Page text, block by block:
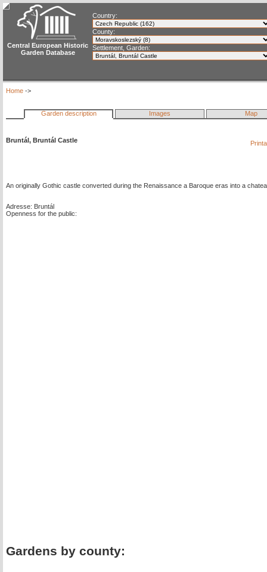
Central European Historic
Garden Database
Country:
County:
Settlement, Garden:
Home ->
Garden description Images Map
Bruntál, Bruntál Castle
An originally Gothic castle converted during the Renaissance a Baroque eras into a
Adresse: Bruntál
Openness for the public:
Gardens by county: